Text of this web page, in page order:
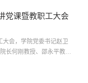
教育读书班学习方案》
党课暨教职工大会
大会，学院党委书记赵卫
长何刚教授、邵永平教授